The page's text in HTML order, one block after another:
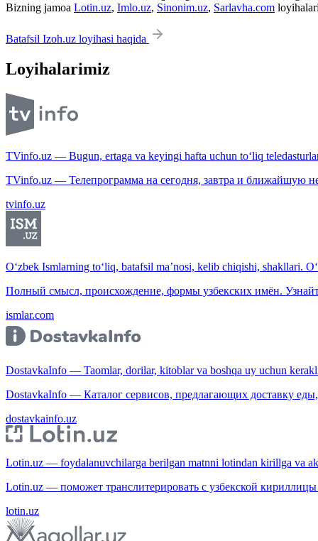
Bizning jamoa Lotin.uz, Imlo.uz, Sinonim.uz, Sarlavha.com
Batafsil Izoh.uz loyihasi haqida
Loyihalarimiz
TVinfo.uz — Bugun, ertaga va keyingi hafta uchun to‘liq
TVinfo.uz — Телепрограмма на сегодня, завтра и ближайшую
tvinfo.uz
O‘zbek Ismlarning to‘liq, batafsil ma’nosi, kelib chiqishi, shakllari.
Полный смысл, происхождение, формы узбекских имён.
ismlar.com
DostavkaInfo — Taomlar, dorilar, kitoblar va boshqa uy uchun
DostavkaInfo — Каталог сервисов, предлагающих доставку
dostavkainfo.uz
Lotin.uz — foydalanuvchilarga berilgan matnni lotindan kirillga va
Lotin.uz — поможет транслитерировать с узбекской
lotin.uz